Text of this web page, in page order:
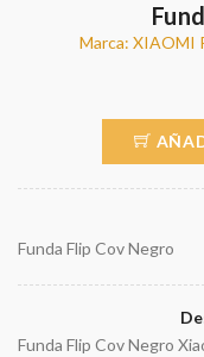
Marca: XIAOMI
Funda Flip Cov Negro
Funda Flip Cov Negro